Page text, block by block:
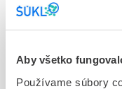
Aby všetko
Používame súbory
Registračné číslo
EU/1/98/067/004
Doplnok
sol inj 1x13,4 ml/1600